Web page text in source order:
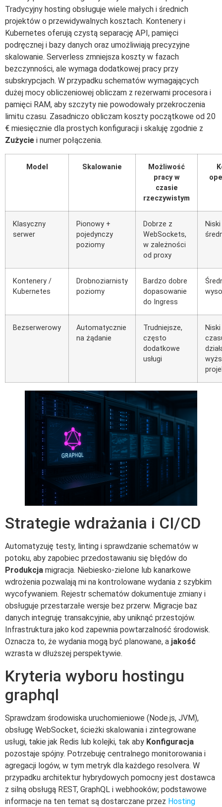
Tradycyjny hosting obsługuje wiele małych i średnich
projektów o przewidywalnych kosztach. Kontenery i
Kubernetes oferują czystą separację API, pamięci
podręcznej i bazy danych oraz umożliwiają precyzyjne
skalowanie. Serverless zmniejsza koszty w fazach
bezczynności, ale wymaga dodatkowej pracy przy
subskrypcjach. W przypadku schematów wymagających
dużej mocy obliczeniowej obliczam z rezerwami procesora i
pamięci RAM, aby szczyty nie powodowały przekroczenia
limitu czasu. Zasadniczo obliczam koszty początkowe od 20
€ miesięcznie dla prostych konfiguracji i skaluję zgodnie z
Zużycie i numer połączenia.
Model Skalowanie
Możliwość
pracy w
czasie
rzeczywistym
Klasyczny
serwer
Pionowy +
pojedynczy
poziomy
Dobrze z
WebSockets,
w zależności
od proxy
Kontenery /
Kubernetes
Drobnoziarnisty
poziomy
Bardzo dobre
dopasowanie
do Ingress
Bezserwerowy
Automatycznie
na żądanie
Trudniejsze,
często
dodatkowe
usługi
Strategie wdrażania i CI/CD
Automatyzuję testy, linting i sprawdzanie schematów w
potoku, aby zapobiec przedostawaniu się błędów do
Produkcja migracja. Niebiesko-zielone lub kanarkowe
wdrożenia pozwalają mi na kontrolowane wydania z szybkim
wycofywaniem. Rejestr schematów dokumentuje zmiany i
obsługuje przestarzałe wersje bez przerw. Migracje baz
danych integruję transakcyjnie, aby uniknąć przestojów.
Infrastruktura jako kod zapewnia powtarzalność środowisk.
Oznacza to, że wydania mogą być planowane, a jakość
wzrasta w dłuższej perspektywie.
Kryteria wyboru hostingu
graphql
Sprawdzam środowiska uruchomieniowe (Node.js, JVM),
obsługę WebSocket, ścieżki skalowania i zintegrowane
usługi, takie jak Redis lub kolejki, tak aby Konfiguracja
pozostaje spójny. Potrzebuję centralnego monitorowania i
agregacji logów, w tym metryk dla każdego resolvera. W
przypadku architektur hybrydowych pomocny jest dostawca
z silną obsługą REST, GraphQL i webhooków; podstawowe
informacje na ten temat są dostarczane przez Hosting